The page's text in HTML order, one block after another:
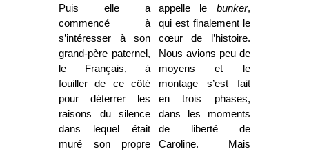
Puis elle a
commencé à
s’intéresser à son
grand-père paternel,
le Français, à
fouiller de ce côté
pour déterrer les
raisons du silence
dans lequel était
muré son propre
appelle le bunker,
qui est finalement le
cœur de l’histoire.
Nous avions peu de
moyens et le
montage s’est fait
en trois phases,
dans les moments
de liberté de
Caroline. Mais